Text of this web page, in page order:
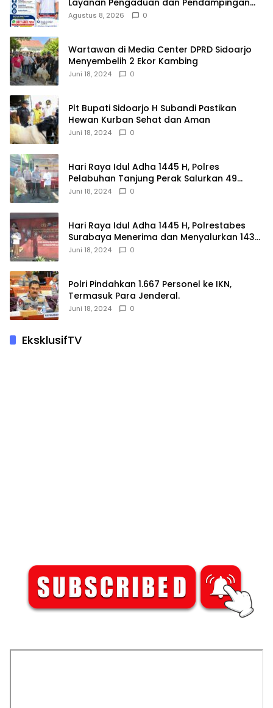
Rehabilitasi NAPZA 24 Jam
Agustus 8, 2026 0
Wartawan di Media Center DPRD Sidoarjo
Menyembelih 2 Ekor Kambing
Juni 18, 2024 0
Plt Bupati Sidoarjo H Subandi Pastikan
Hewan Kurban Sehat dan Aman
Juni 18, 2024 0
Hari Raya Idul Adha 1445 H, Polres
Pelabuhan Tanjung Perak Salurkan 49
Hewan Korban.
Juni 18, 2024 0
Hari Raya Idul Adha 1445 H, Polrestabes
Surabaya Menerima dan Menyalurkan 143
Hewan Kurban
Juni 18, 2024 0
Polri Pindahkan 1.667 Personel ke IKN,
Termasuk Para Jenderal.
Juni 18, 2024 0
EksklusifTV